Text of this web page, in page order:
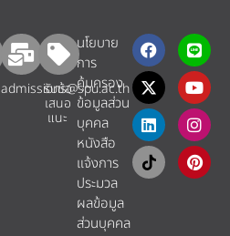
admissions@spu.ac.th
รับข้อ
เสนอ
แนะ​
นโยบาย
การ
คุ้มครอง
ข้อมูลส่วน
บุคคล
หนังสือ
แจ้งการ
ประมวล
ผลข้อมูล
ส่วนบุคคล